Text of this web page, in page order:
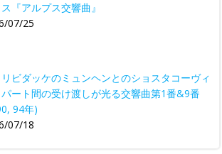
『アルプス交響曲』
07/25
ビダッケのミュンヘンとのショスタコーヴィ
ート間の受け渡しが光る交響曲第1番&9番
94年)
07/18